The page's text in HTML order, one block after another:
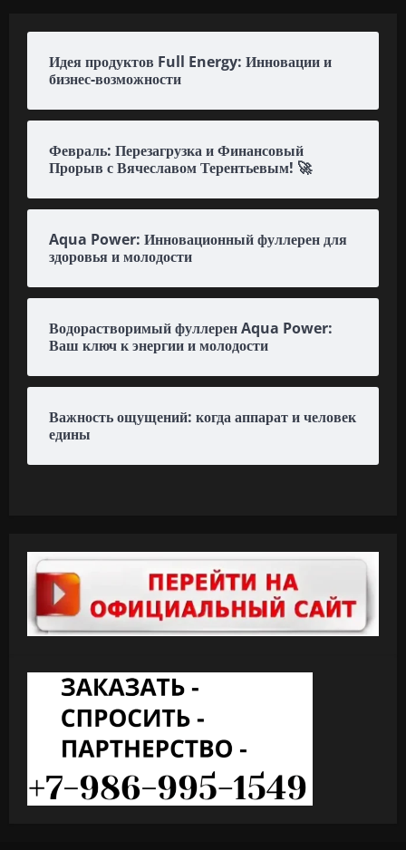
Идея продуктов Full Energy: Инновации и
бизнес-возможности
Февраль: Перезагрузка и Финансовый
Прорыв с Вячеславом Терентьевым! 🚀
Aqua Power: Инновационный фуллерен для
здоровья и молодости
Водорастворимый фуллерен Aqua Power:
Ваш ключ к энергии и молодости
Важность ощущений: когда аппарат и человек
едины